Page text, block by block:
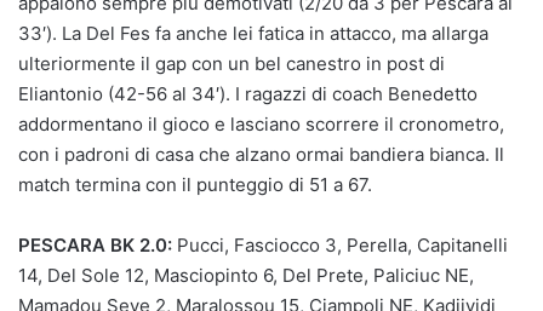
33′). La Del Fes fa anche lei fatica in attacco, ma allarga
ulteriormente il gap con un bel canestro in post di
Eliantonio (42-56 al 34′). I ragazzi di coach Benedetto
addormentano il gioco e lasciano scorrere il cronometro,
con i padroni di casa che alzano ormai bandiera bianca. Il
match termina con il punteggio di 51 a 67.
PESCARA BK 2.0: Pucci, Fasciocco 3, Perella, Capitanelli
14, Del Sole 12, Masciopinto 6, Del Prete, Paliciuc NE,
Mamadou Seye 2, Maralossou 15, Ciampoli NE, Kadijvidi